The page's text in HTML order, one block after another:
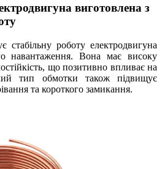
виготовлена з
стабільну роботу електродвигуна
навантаження. Вона має високу
що позитивно впливає на
тип обмотки також підвищує
та короткого замикання.